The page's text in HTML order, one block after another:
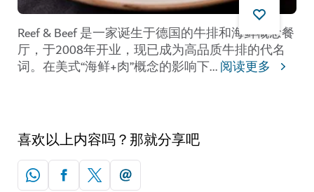
Reef & Beef 是一家诞生于德国的牛排和海鲜概念餐
厅，于2008年开业，现已成为高品质牛排的代名
词。在美式“海鲜+肉”概念的影响下...阅读更多
喜欢以上内容吗？那就分享吧